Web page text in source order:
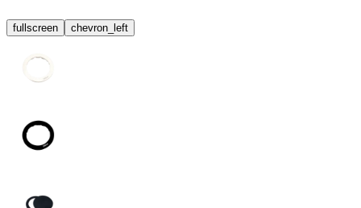
fullscreen chevron_left